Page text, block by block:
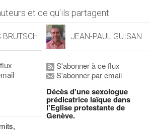
et ce qu'ils partagent
BRUTSCH JEAN-PAUL GUISAN
S'abonner à ce flux
S'abonner par email
Décès d'une sexologue
prédicatrice laïque dans
l'Eglise protestante de
Genève.